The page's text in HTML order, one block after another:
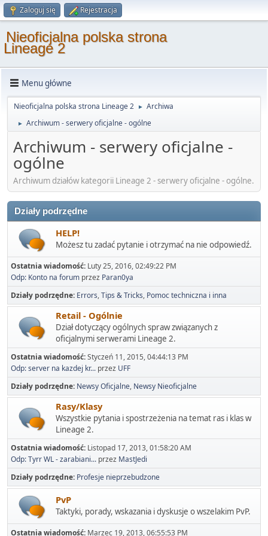
Zaloguj się Rejestracja
Nieoficjalna polska strona
Lineage 2
Menu główne
Nieoficjalna polska strona Lineage 2 ► Archiwa
► Archiwum - serwery oficjalne - ogólne
Archiwum - serwery oficjalne -
ogólne
Archiwum działów kategorii Lineage 2 - serwery oficjalne - ogólne.
Działy podrzędne
HELP!
Możesz tu zadać pytanie i otrzymać na nie odpowiedź.
Ostatnia wiadomość: Luty 25, 2016, 02:49:22 PM
Odp: Konto na forum przez Paran0ya
Działy podrzędne Errors Tips & Tricks Pomoc techniczna i inna
Retail - Ogólnie
Dział dotyczący ogólnych spraw związanych z
oficjalnymi serwerami Lineage 2.
Ostatnia wiadomość:Styczeń 11, 2015, 04:44:13 PM
Odp: server na kazdej kr... przez UFF
Działy podrzędne Newsy Oficjalne Newsy Nieoficjalne
Rasy/Klasy
Wszystkie pytania i spostrzeżenia na temat ras i klas w
Lineage 2.
Ostatnia wiadomość: Listopad 17, 2013, 01:58:20 AM
Odp: Tyrr WL - zarabiani... przez MastJedi
Działy podrzędne Profesje nieprzebudzone
PvP
Taktyki, porady, wskazania i dyskusje o wszelakim PvP.
Ostatnia wiadomość: Marzec 19, 2013, 06:55:53 PM